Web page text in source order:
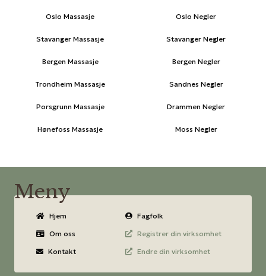
Oslo Massasje
Stavanger Massasje
Bergen Massasje
Trondheim Massasje
Porsgrunn Massasje
Hønefoss Massasje
Oslo Negler
Stavanger Negler
Bergen Negler
Sandnes Negler
Drammen Negler
Moss Negler
Meny
Hjem
Om oss
Kontakt
Fagfolk
Registrer din virksomhet
Endre din virksomhet